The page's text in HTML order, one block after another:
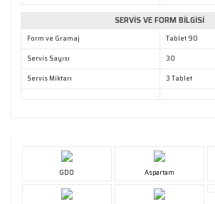
SERVİS VE FORM BİLGİSİ
Form ve Gramaj
Tablet 90
Servis Sayısı
30
Servis Miktarı
3 Tablet
GDO Aspartam